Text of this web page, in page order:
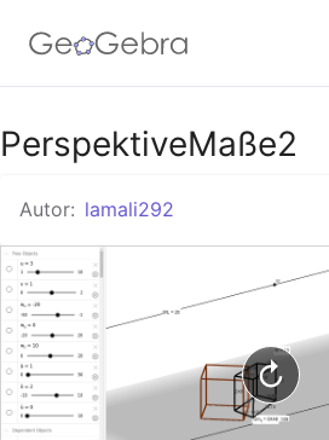
Google Classroom
GeoGebra Classroom
PerspektiveMaße2
Autor: lamali292